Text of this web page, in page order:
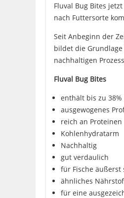
Fluval Bug Bites
nach Futtersorte
Seit Anbeginn der
bildet die
nachhaltigen
Fluval Bug Bites
enthält bis zu
ausgewogenes
reich an Proteinen
Kohlenhydratarm
Nachhaltig
gut verdaulich
für Fische äußerst
ähnliches
für eine